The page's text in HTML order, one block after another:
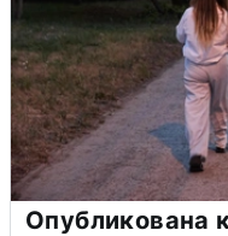
Опубликована